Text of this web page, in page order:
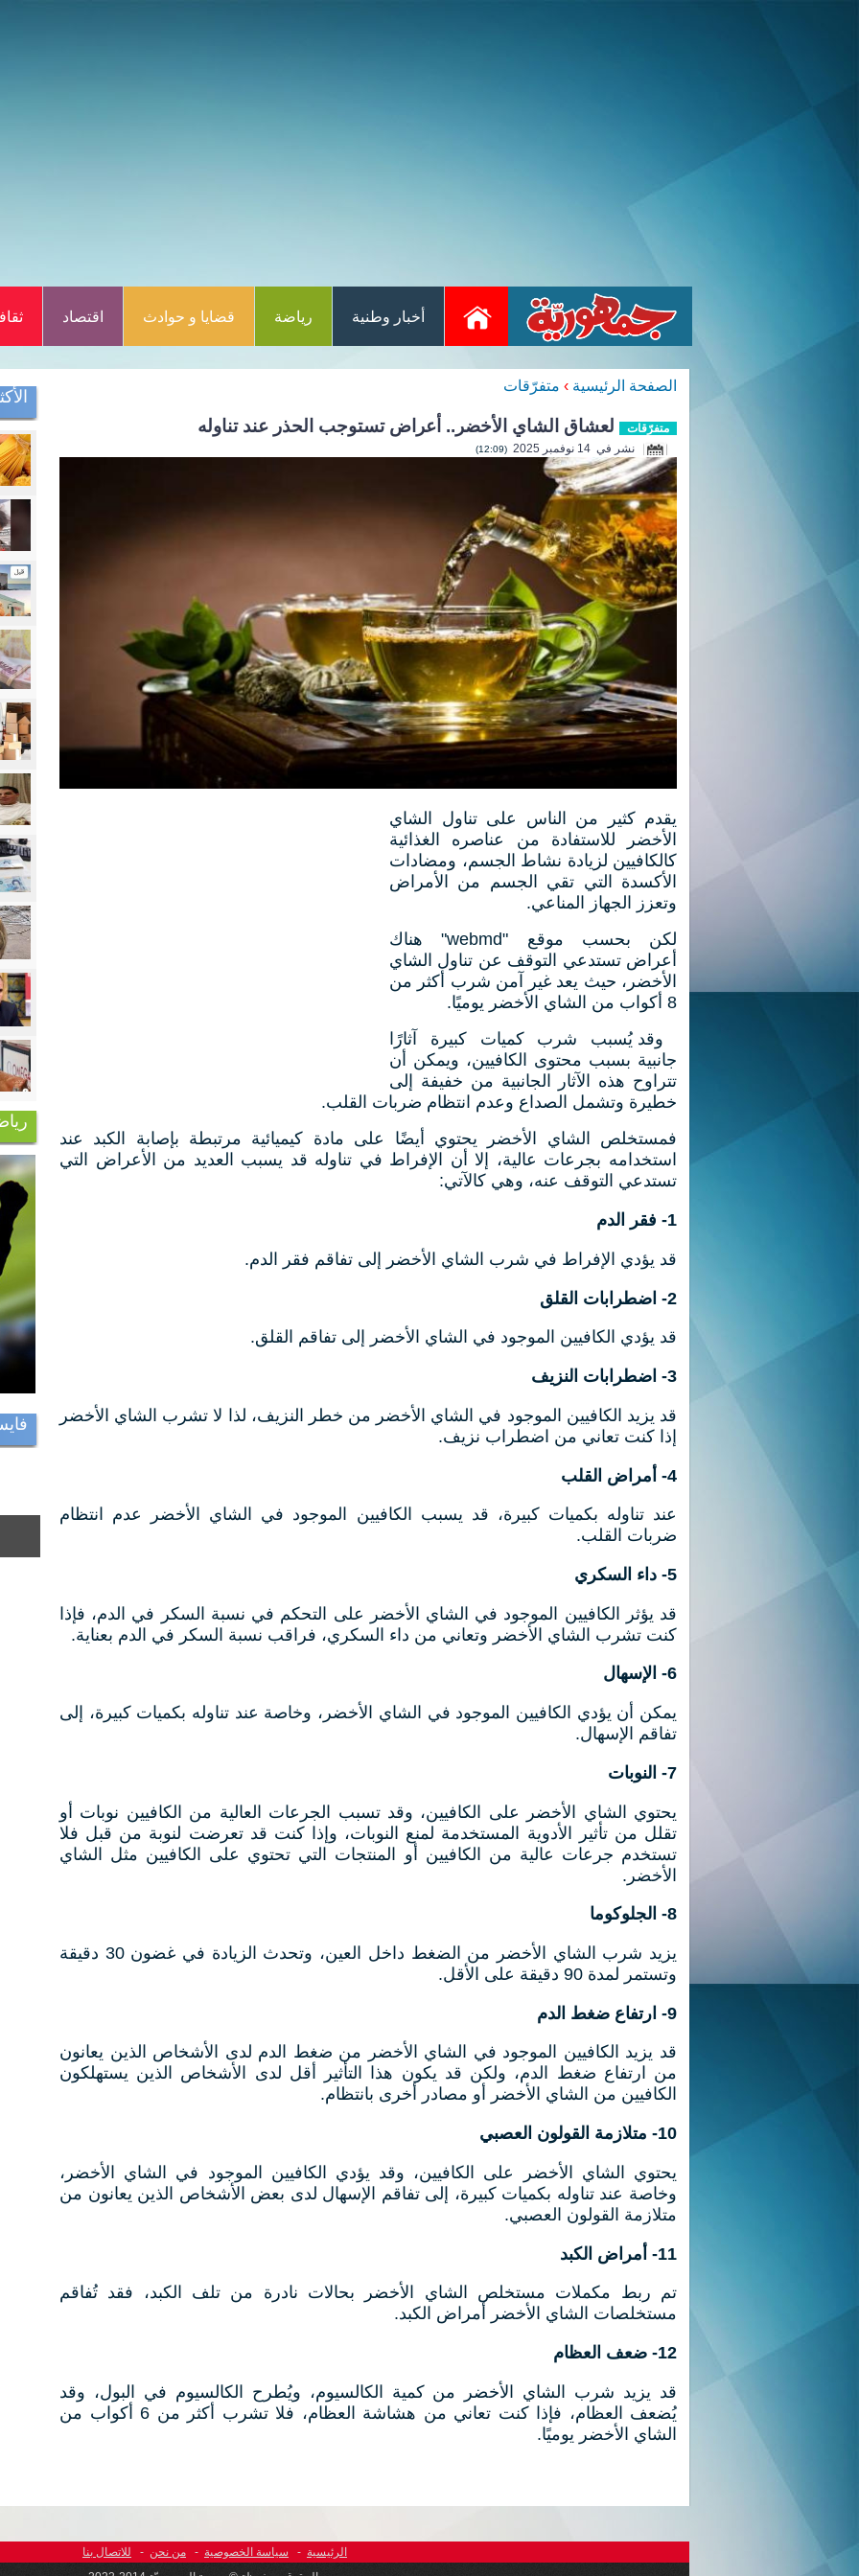
أخبار وطنية رياضة قضايا و حوادث اقتصاد
الصفحة الرئيسية › متفرّقات
متفرّقات لعشاق الشاي الأخضر.. أعراض تستوجب الحذر عند تناوله
نشر في 14 نوفمبر 2025 (12:09)
يقدم كثير من الناس على تناول الشاي
الأخضر للاستفادة من عناصره الغذائية
كالكافيين لزيادة نشاط الجسم، ومضادات
الأكسدة التي تقي الجسم من الأمراض
وتعزز الجهاز المناعي.
لكن بحسب موقع "webmd" هناك
أعراض تستدعي التوقف عن تناول الشاي
الأخضر، حيث يعد غير آمن شرب أكثر من
8 أكواب من الشاي الأخضر يوميًا.
وقد يُسبب شرب كميات كبيرة آثارًا
جانبية بسبب محتوى الكافيين، ويمكن أن
تتراوح هذه الآثار الجانبية من خفيفة إلى
خطيرة وتشمل الصداع وعدم انتظام ضربات القلب.
فمستخلص الشاي الأخضر يحتوي أيضًا على مادة كيميائية مرتبطة بإصابة الكبد عند
استخدامه بجرعات عالية، إلا أن الإفراط في تناوله قد يسبب العديد من الأعراض التي
تستدعي التوقف عنه، وهي كالآتي:
1- فقر الدم
قد يؤدي الإفراط في شرب الشاي الأخضر إلى تفاقم فقر الدم.
2- اضطرابات القلق
قد يؤدي الكافيين الموجود في الشاي الأخضر إلى تفاقم القلق.
3- اضطرابات النزيف
قد يزيد الكافيين الموجود في الشاي الأخضر من خطر النزيف، لذا لا تشرب الشاي الأخضر
إذا كنت تعاني من اضطراب نزيف.
4- أمراض القلب
عند تناوله بكميات كبيرة، قد يسبب الكافيين الموجود في الشاي الأخضر عدم انتظام
ضربات القلب.
5- داء السكري
قد يؤثر الكافيين الموجود في الشاي الأخضر على التحكم في نسبة السكر في الدم، فإذا
كنت تشرب الشاي الأخضر وتعاني من داء السكري، فراقب نسبة السكر في الدم بعناية.
6- الإسهال
يمكن أن يؤدي الكافيين الموجود في الشاي الأخضر، وخاصة عند تناوله بكميات كبيرة، إلى
تفاقم الإسهال.
7- النوبات
يحتوي الشاي الأخضر على الكافيين، وقد تسبب الجرعات العالية من الكافيين نوبات أو
تقلل من تأثير الأدوية المستخدمة لمنع النوبات، وإذا كنت قد تعرضت لنوبة من قبل فلا
تستخدم جرعات عالية من الكافيين أو المنتجات التي تحتوي على الكافيين مثل الشاي
الأخضر.
8- الجلوكوما
يزيد شرب الشاي الأخضر من الضغط داخل العين، وتحدث الزيادة في غضون 30 دقيقة
وتستمر لمدة 90 دقيقة على الأقل.
9- ارتفاع ضغط الدم
قد يزيد الكافيين الموجود في الشاي الأخضر من ضغط الدم لدى الأشخاص الذين يعانون
من ارتفاع ضغط الدم، ولكن قد يكون هذا التأثير أقل لدى الأشخاص الذين يستهلكون
الكافيين من الشاي الأخضر أو ​​مصادر أخرى بانتظام.
10- متلازمة القولون العصبي
يحتوي الشاي الأخضر على الكافيين، وقد يؤدي الكافيين الموجود في الشاي الأخضر،
وخاصة عند تناوله بكميات كبيرة، إلى تفاقم الإسهال لدى بعض الأشخاص الذين يعانون من
متلازمة القولون العصبي.
11- أمراض الكبد
تم ربط مكملات مستخلص الشاي الأخضر بحالات نادرة من تلف الكبد، فقد تُفاقم
مستخلصات الشاي الأخضر أمراض الكبد.
12- ضعف العظام
قد يزيد شرب الشاي الأخضر من كمية الكالسيوم، ويُطرح الكالسيوم في البول، وقد
يُضعف العظام، فإذا كنت تعاني من هشاشة العظام، فلا تشرب أكثر من 6 أكواب من
الشاي الأخضر يوميًا.
الرئيسية - سياسة الخصوصية - من نحن -
للاتصال بنا